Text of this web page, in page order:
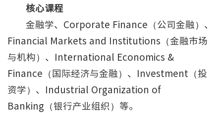
核心课程
金融学、Corporate Finance（公司金融）、
Financial Markets and Institutions（金融市场
与机构）、International Economics &
Finance（国际经济与金融）、Investment（投
资学）、Industrial Organization of
Banking（银行产业组织）等。